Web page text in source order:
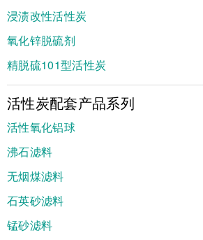
浸渍改性活性炭
氧化锌脱硫剂
精脱硫101型活性炭
活性炭配套产品系列
活性氧化铝球
沸石滤料
无烟煤滤料
石英砂滤料
锰砂滤料